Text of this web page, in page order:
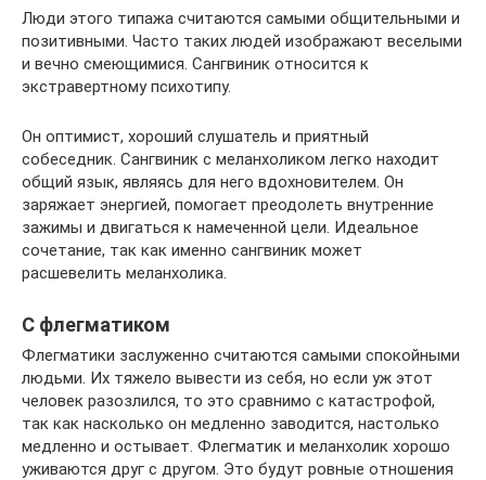
Люди этого типажа считаются самыми общительными и
позитивными. Часто таких людей изображают веселыми
и вечно смеющимися. Сангвиник относится к
экстравертному психотипу.
Он оптимист, хороший слушатель и приятный
собеседник. Сангвиник с меланхоликом легко находит
общий язык, являясь для него вдохновителем. Он
заряжает энергией, помогает преодолеть внутренние
зажимы и двигаться к намеченной цели. Идеальное
сочетание, так как именно сангвиник может
расшевелить меланхолика.
С флегматиком
Флегматики заслуженно считаются самыми спокойными
людьми. Их тяжело вывести из себя, но если уж этот
человек разозлился, то это сравнимо с катастрофой,
так как насколько он медленно заводится, настолько
медленно и остывает. Флегматик и меланхолик хорошо
уживаются друг с другом. Это будут ровные отношения